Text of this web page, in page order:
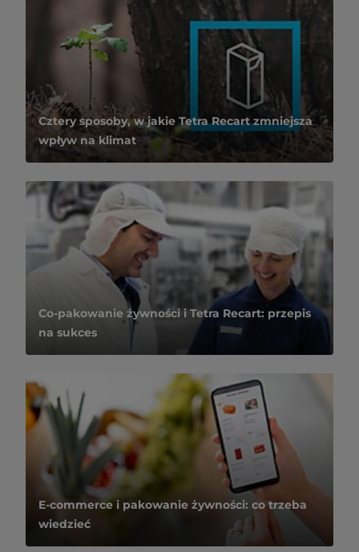
Cztery sposoby, w jakie Tetra Recart zmniejsza
wpływ na klimat
Co-pakowanie żywności i Tetra Recart: przepis
na sukces
E-commerce i pakowanie żywności: co trzeba
wiedzieć